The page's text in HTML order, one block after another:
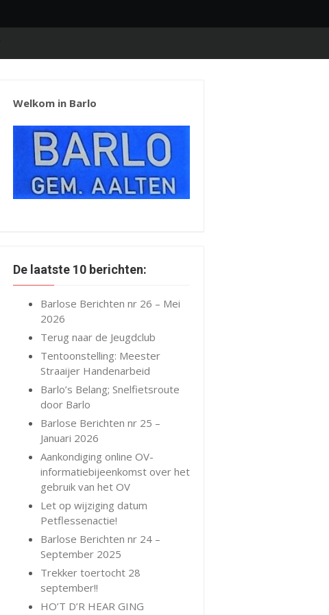
Welkom in Barlo
De laatste 10 berichten:
Barlose Berichten nr 26 – Mei
2026
Terug naar de Jeugdclub
Tentoonstelling: Meester
Straaijer Handenarbeid
Barlo’s Belang; Snelfietsroute
door Barlo
Barlose Berichten nr 25 –
Januari 2026
Aankondiging online OV-
informatiebijeenkomst over het
gebruik van het OV
Let op wijziging datum
Petflessenactie!
Barlose Berichten nr 24 –
September 2025
Trekker toertocht 28
september!!
HO’T D’R HEAR GING